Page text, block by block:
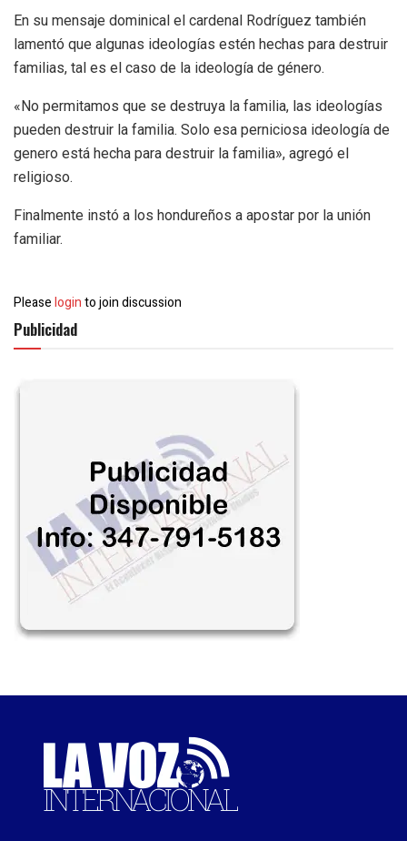
En su mensaje dominical el cardenal Rodríguez también
lamentó que algunas ideologías estén hechas para destruir
familias, tal es el caso de la ideología de género.
«No permitamos que se destruya la familia, las ideologías
pueden destruir la familia. Solo esa perniciosa ideología de
genero está hecha para destruir la familia», agregó el
religioso.
Finalmente instó a los hondureños a apostar por la unión
familiar.
Pleaseloginto join discussion
Publicidad